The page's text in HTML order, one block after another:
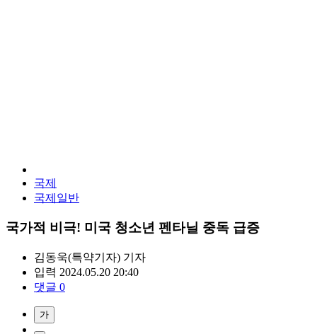
국제
국제일반
국가적 비극! 미국 청소년 펜타닐 중독 급증
김동욱(특약기자) 기자
입력 2024.05.20 20:40
댓글 0
가